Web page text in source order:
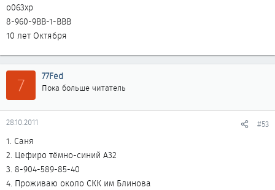
о063xp
8-960-9ВВ-1-ВВВ
10 лет Октября
7 77Fed
Пока больше читатель
28.10.2011 #53
1. Саня
2. Цефиро тёмно-синий А32
3. 8-904-589-85-40
4. Проживаю около СКК им Блинова